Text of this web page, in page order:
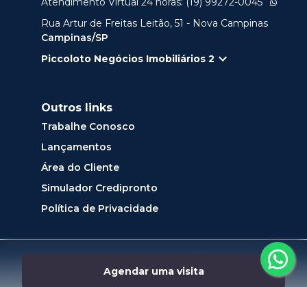
Agendar uma visita
Rua Artur de Freitas Leitão, 51 - Nova Campinas
Campinas/SP
Piccoloto Negócios Imobiliários 2
Outros links
Trabalhe Conosco
Lançamentos
Área do Cliente
Simulador Credipronto
Política de Privacidade
Desenvolvido por